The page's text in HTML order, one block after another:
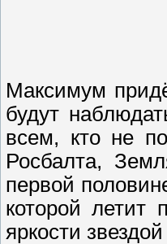
Максимум
будут
всем, кто не
Росбалта,
первой
которой летит
яркости